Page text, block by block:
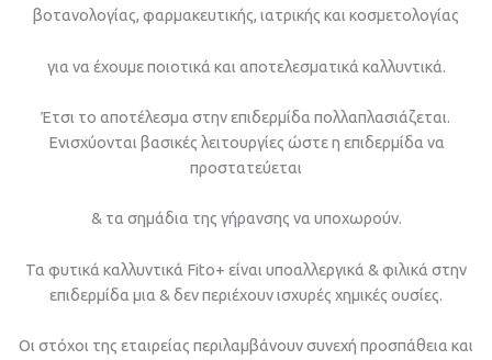
βοτανολογίας, φαρμακευτικής, ιατρικής και κοσμετολογίας
για να έχουμε ποιοτικά και αποτελεσματικά καλλυντικά.
Έτσι το αποτέλεσμα στην επιδερμίδα πολλαπλασιάζεται.
Ενισχύονται βασικές λειτουργίες ώστε η επιδερμίδα να
προστατεύεται
& τα σημάδια της γήρανσης να υποχωρούν.
Τα φυτικά καλλυντικά Fito+ είναι υποαλλεργικά & φιλικά στην
επιδερμίδα μια & δεν περιέχουν ισχυρές χημικές ουσίες.
Οι στόχοι της εταιρείας περιλαμβάνουν συνεχή προσπάθεια και